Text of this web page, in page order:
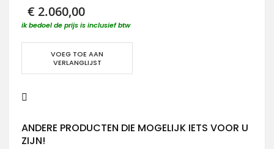
€ 2.060,00
ik bedoel de prijs is inclusief btw
VOEG TOE AAN
VERLANGLIJST
ANDERE PRODUCTEN DIE MOGELIJK IETS VOOR U
ZIJN!